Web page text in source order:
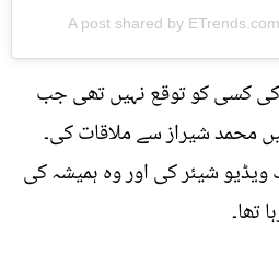
A post shared by
کسی کو توقع نہیں تھی جب
محمد شیراز سے ملاقات کی۔
ویڈیو شیئر کی اور وہ ہمیشہ کی
تھا۔